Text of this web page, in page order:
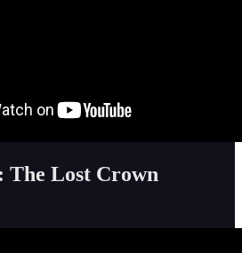
The Lost Crown